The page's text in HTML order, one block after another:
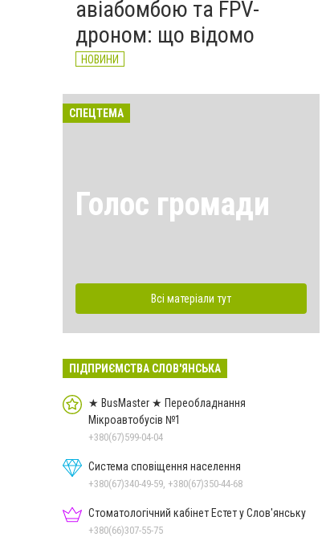
авіабомбою та FPV-
дроном: що відомо
НОВИНИ
СПЕЦТЕМА
Голос громади
Всі матеріали тут
ПІДПРИЄМСТВА СЛОВ'ЯНСЬКА
★ BusMaster ★ Переобладнання
Мікроавтобусів №1
+380(67)599-04-04
Система сповіщення населення
+380(67)340-49-59, +380(67)350-44-68
Стоматологічний кабінет Естет у Слов'янську
+380(66)307-55-75